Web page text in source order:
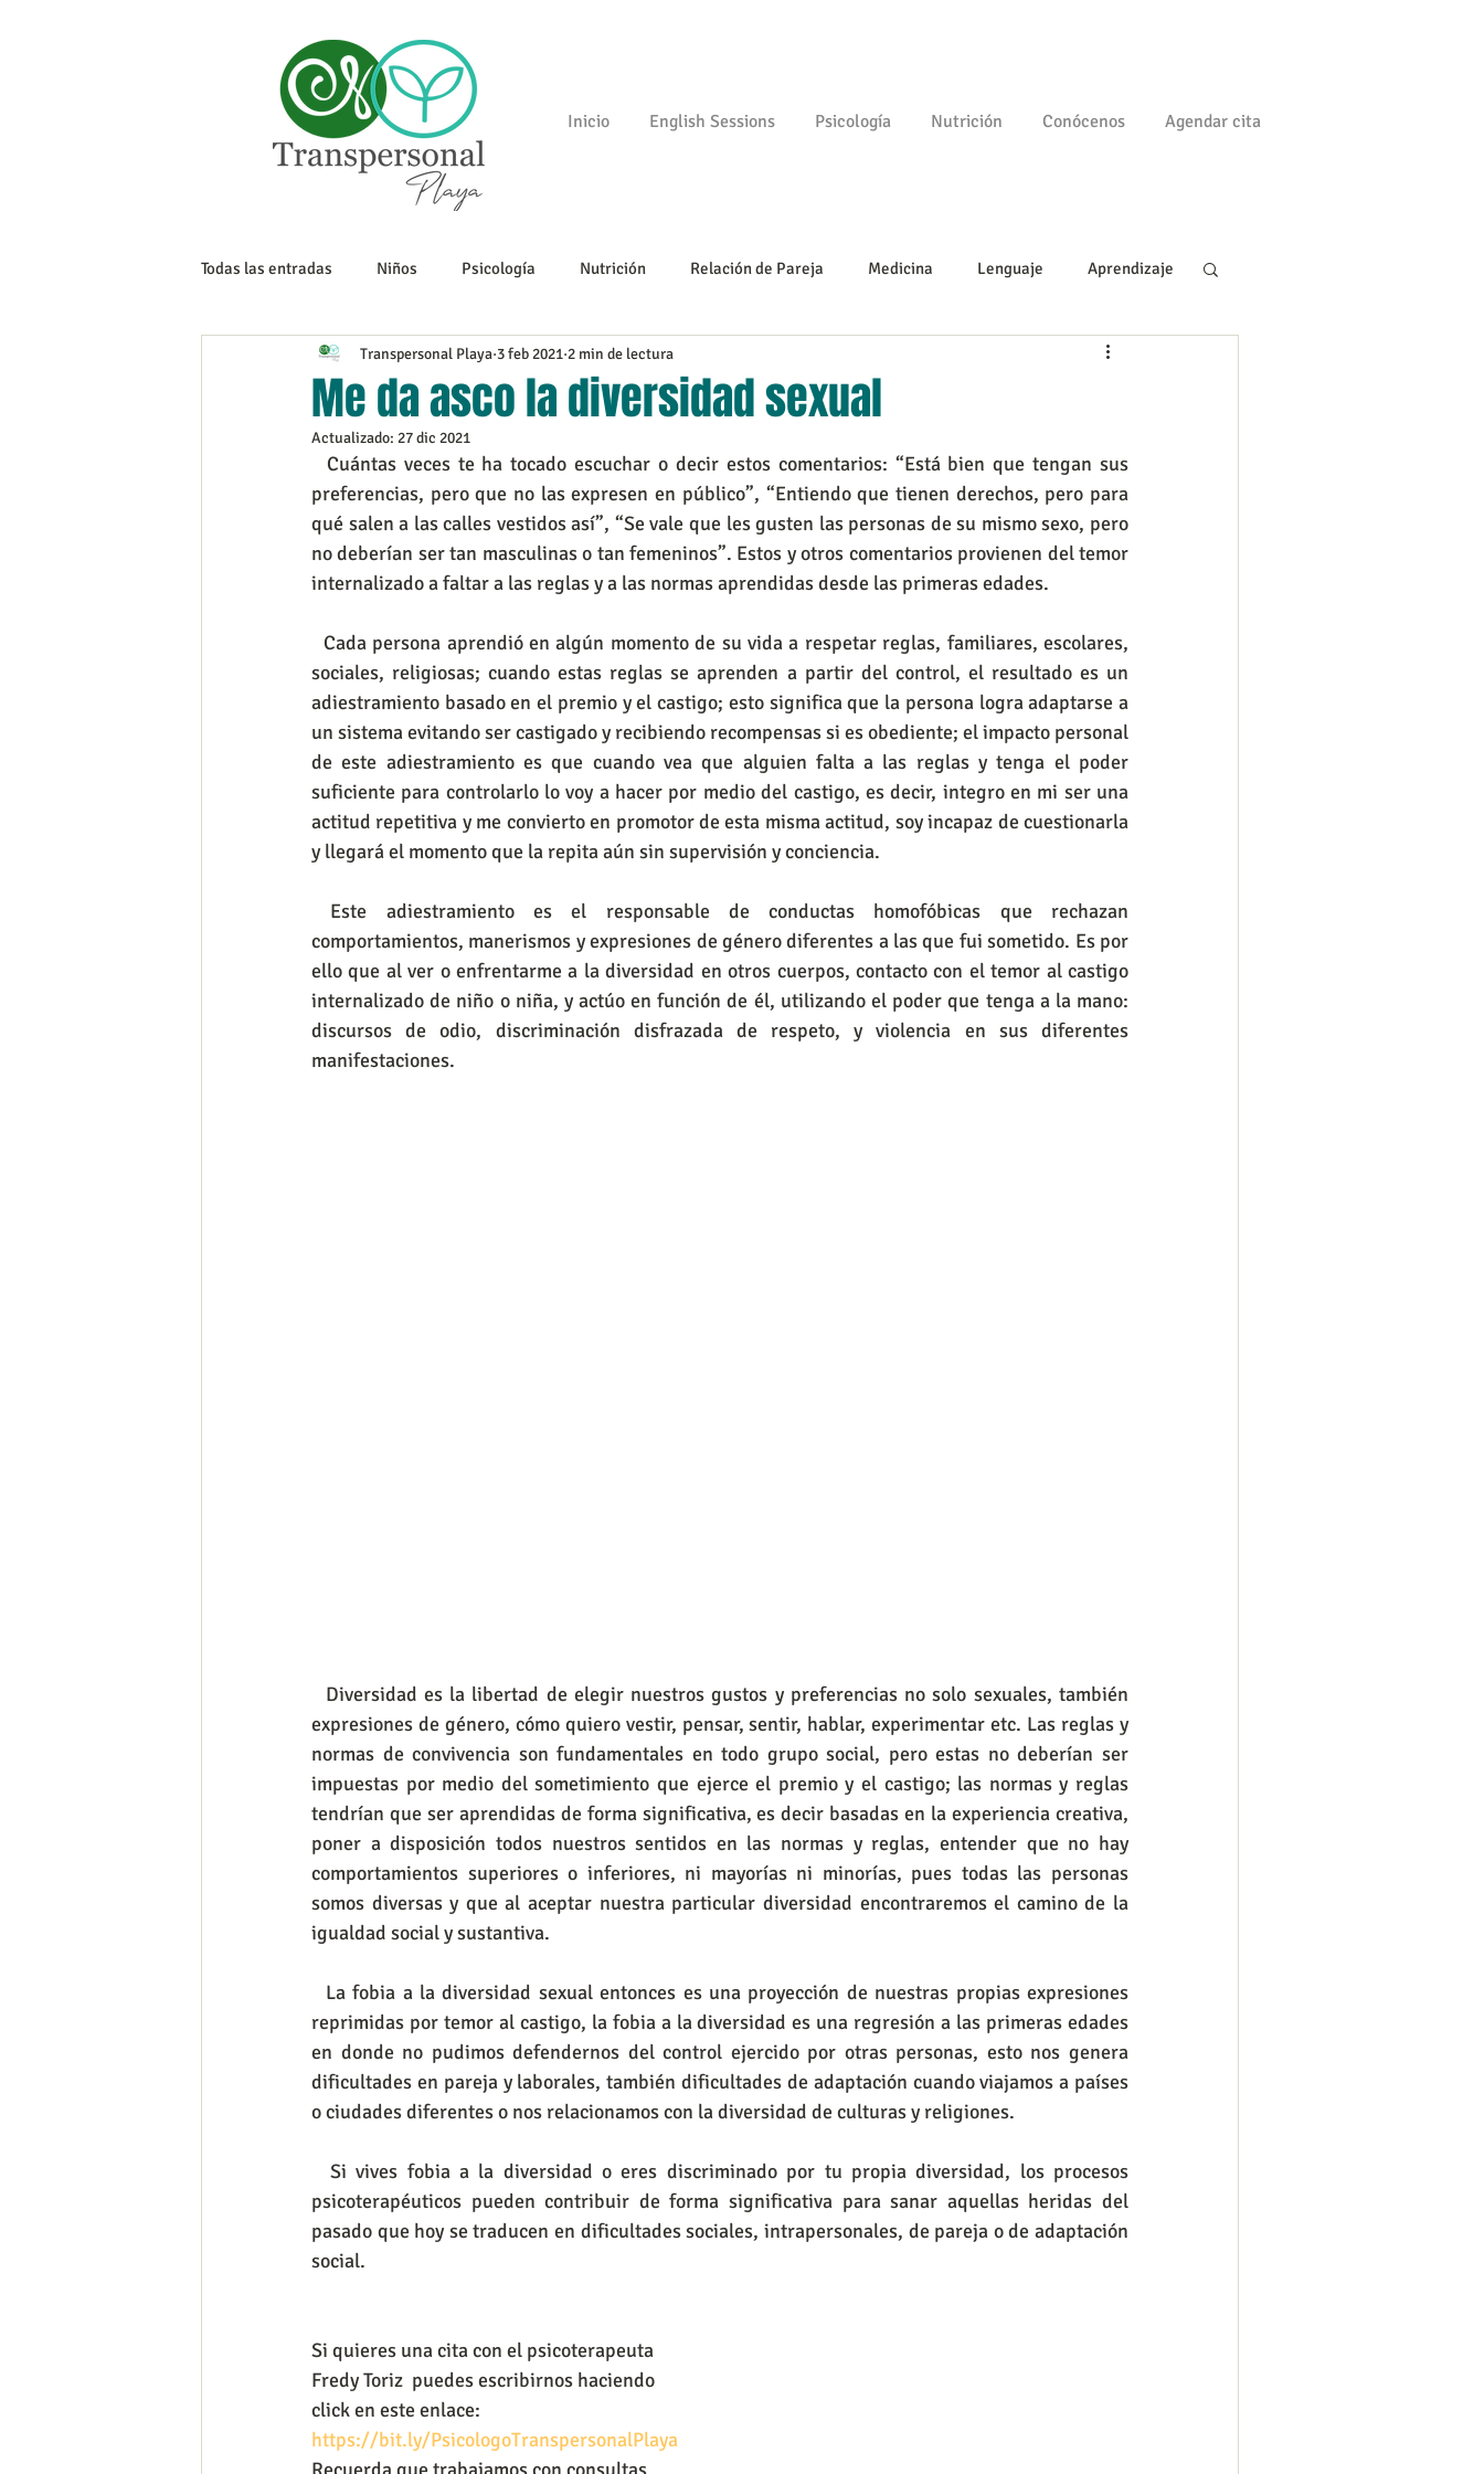
Inicio English Sessions Psicología Nutrición Conócenos Agendar cita
Todas las entradas Niños Psicología Nutrición Relación de Pareja Medicina Lenguaje Aprendizaje
Sexualidad Tanatología Psicomotricidad Empezando
Adolescencia Trabajo
Me da asco la diversidad sexual
Transpersonal Playa 3 feb 2021 2 min de lectura
Actualizado: 27 dic 2021
preferencias, pero que no las expresen en público”, “Entiendo que tienen derechos, pero para
qué salen a las calles vestidos así”, “Se vale que les gusten las personas de su mismo sexo, pero
no deberían ser tan masculinas o tan femeninos”. Estos y otros comentarios provienen del temor
internalizado a faltar a las reglas y a las normas aprendidas desde las primeras edades.
sociales, religiosas; cuando estas reglas se aprenden a partir del control, el resultado es un
adiestramiento basado en el premio y el castigo; esto significa que la persona logra adaptarse a
un sistema evitando ser castigado y recibiendo recompensas si es obediente; el impacto personal
de este adiestramiento es que cuando vea que alguien falta a las reglas y tenga el poder
suficiente para controlarlo lo voy a hacer por medio del castigo, es decir, integro en mi ser una
actitud repetitiva y me convierto en promotor de esta misma actitud, soy incapaz de cuestionarla
y llegará el momento que la repita aún sin supervisión y conciencia.
comportamientos, manerismos y expresiones de género diferentes a las que fui sometido. Es por
ello que al ver o enfrentarme a la diversidad en otros cuerpos, contacto con el temor al castigo
internalizado de niño o niña, y actúo en función de él, utilizando el poder que tenga a la mano:
discursos de odio, discriminación disfrazada de respeto, y violencia en sus diferentes
manifestaciones.
expresiones de género, cómo quiero vestir, pensar, sentir, hablar, experimentar etc. Las reglas y
normas de convivencia son fundamentales en todo grupo social, pero estas no deberían ser
impuestas por medio del sometimiento que ejerce el premio y el castigo; las normas y reglas
tendrían que ser aprendidas de forma significativa, es decir basadas en la experiencia creativa,
poner a disposición todos nuestros sentidos en las normas y reglas, entender que no hay
comportamientos superiores o inferiores, ni mayorías ni minorías, pues todas las personas
somos diversas y que al aceptar nuestra particular diversidad encontraremos el camino de la
igualdad social y sustantiva.
reprimidas por temor al castigo, la fobia a la diversidad es una regresión a las primeras edades
en donde no pudimos defendernos del control ejercido por otras personas, esto nos genera
dificultades en pareja y laborales, también dificultades de adaptación cuando viajamos a países
o ciudades diferentes o nos relacionamos con la diversidad de culturas y religiones.
psicoterapéuticos pueden contribuir de forma significativa para sanar aquellas heridas del
pasado que hoy se traducen en dificultades sociales, intrapersonales, de pareja o de adaptación
social.
Si quieres una cita con el psicoterapeuta
Fredy Toriz  puedes escribirnos haciendo
click en este enlace:
https://bit.ly/PsicologoTranspersonalPlaya